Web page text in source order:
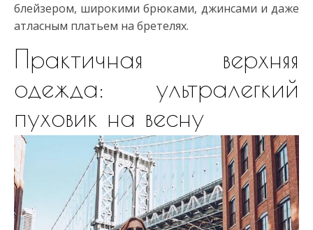
блейзером, широкими брюками, джинсами и даже
атласным платьем на бретелях.
Практичная верхняя
одежда: ультралегкий
пуховик на весну